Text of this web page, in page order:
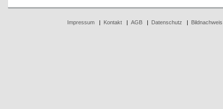
Impressum| Kontakt| AGB| Datenschutz Bildnachweis